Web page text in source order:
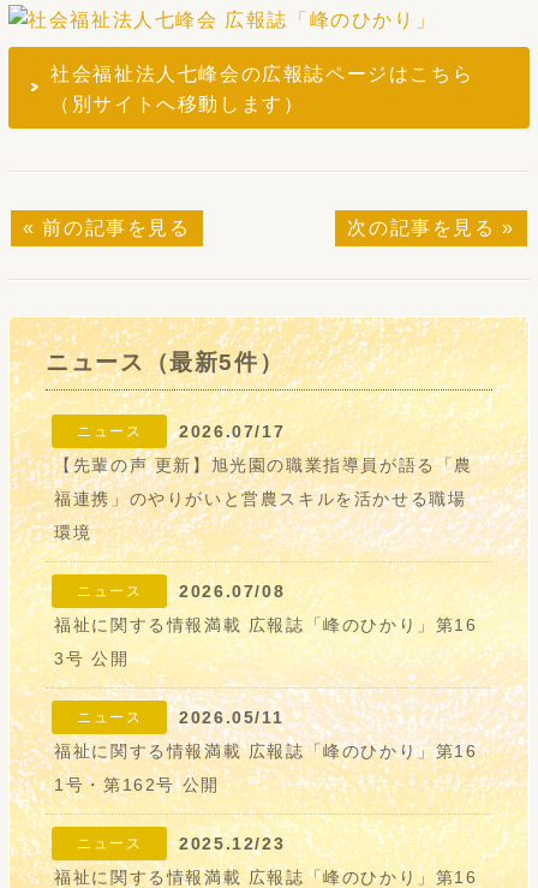
社会福祉法人七峰会の広報誌ページはこちら
（別サイトへ移動します）
« 前の記事を見る 次の記事を見る »
ニュース（最新5件）
ニュース
2026.07/17
【先輩の声 更新】旭光園の職業指導員が語る「農
福連携」のやりがいと営農スキルを活かせる職場
環境
ニュース
2026.07/08
福祉に関する情報満載 広報誌「峰のひかり」第16
3号 公開
ニュース
2026.05/11
福祉に関する情報満載 広報誌「峰のひかり」第16
1号・第162号 公開
ニュース
2025.12/23
福祉に関する情報満載 広報誌「峰のひかり」第16